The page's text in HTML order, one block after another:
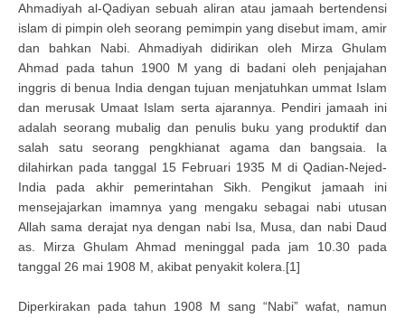
Ahmadiyah al-Qadiyan sebuah aliran atau jamaah bertendensi
islam di pimpin oleh seorang pemimpin yang disebut imam, amir
dan bahkan Nabi. Ahmadiyah didirikan oleh Mirza Ghulam
Ahmad pada tahun 1900 M yang di badani oleh penjajahan
inggris di benua India dengan tujuan menjatuhkan ummat Islam
dan merusak Umaat Islam serta ajarannya. Pendiri jamaah ini
adalah seorang mubalig dan penulis buku yang produktif dan
salah satu seorang pengkhianat agama dan bangsaia. Ia
dilahirkan pada tanggal 15 Februari 1935 M di Qadian-Nejed-
India pada akhir pemerintahan Sikh. Pengikut jamaah ini
mensejajarkan imamnya yang mengaku sebagai nabi utusan
Allah sama derajat nya dengan nabi Isa, Musa, dan nabi Daud
as. Mirza Ghulam Ahmad meninggal pada jam 10.30 pada
tanggal 26 mai 1908 M, akibat penyakit kolera.[1]
Diperkirakan pada tahun 1908 M sang “Nabi” wafat, namun